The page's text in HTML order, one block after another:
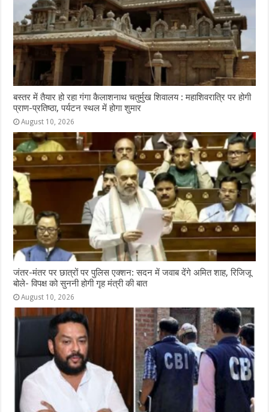
बस्तर में तैयार हो रहा गंगा कैलाशनाथ चतुर्मुख शिवालय : महाशिवरात्रि पर होगी
प्राण-प्रतिष्ठा, पर्यटन स्थल में होगा शुमार
August 10, 2026
जंतर-मंतर पर छात्रों पर पुलिस एक्शन: सदन में जवाब देंगे अमित शाह, रिजिजू
बोले- विपक्ष को सुननी होगी गृह मंत्री की बात
August 10, 2026